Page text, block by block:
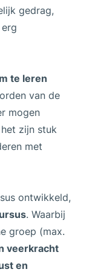
gedrag,
te leren
van de
mogen
zijn stuk
met
ontwikkeld,
. Waarbij
groep (max.
veerkracht
en